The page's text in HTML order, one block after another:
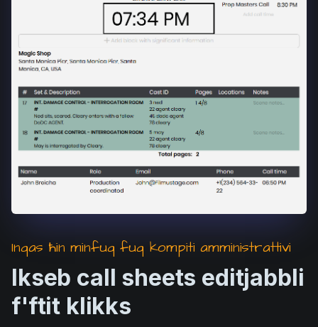
Inqas ħin minfuq fuq kompiti amministrattivi
Ikseb call sheets editjabbli
f'ftit klikks